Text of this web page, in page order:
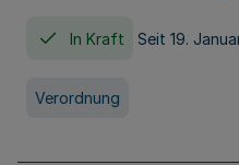
In Kraft Seit 19.
Verordnung